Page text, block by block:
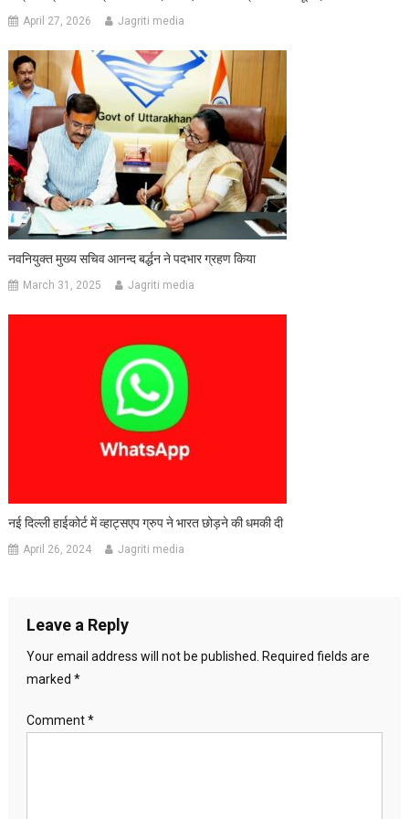
April 27, 2026 Jagriti media
नवनियुक्त मुख्य सचिव आनन्द बर्द्धन ने पदभार ग्रहण किया
March 31, 2025 Jagriti media
नई दिल्ली हाईकोर्ट में व्हाट्सएप ग्रुप ने भारत छोड़ने की धमकी दी
April 26, 2024 Jagriti media
Leave a Reply
Your email address will not be published.
Required fields are
marked *
Comment*